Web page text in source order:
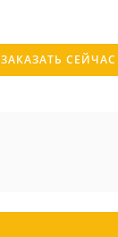
ЗАКАЗАТЬ СЕЙЧАС